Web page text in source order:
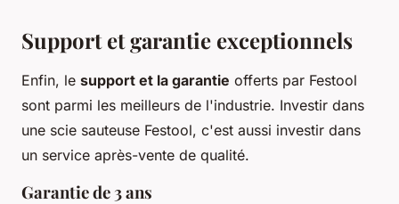
Support et garantie exceptionnels
Enfin, le support et la garantie offerts par Festool
sont parmi les meilleurs de l'industrie. Investir dans
une scie sauteuse Festool, c'est aussi investir dans
un service après-vente de qualité.
Garantie de 3 ans